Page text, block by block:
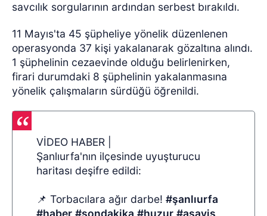
savcılık sorgularının ardından serbest bırakıldı.
11 Mayıs'ta 45 şüpheliye yönelik düzenlenen
operasyonda 37 kişi yakalanarak gözaltına alındı.
1 şüphelinin cezaevinde olduğu belirlenirken,
firari durumdaki 8 şüphelinin yakalanmasına
yönelik çalışmaların sürdüğü öğrenildi.
VİDEO HABER |
Şanlıurfa'nın ilçesinde uyuşturucu
haritası deşifre edildi:
📌 Torbacılara ağır darbe!#şanlıurfa
#haber #sondakika #huzur #asayiş